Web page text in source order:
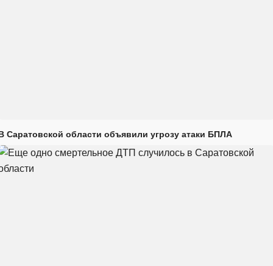
Саратовской области объявили угрозу атаки БПЛА